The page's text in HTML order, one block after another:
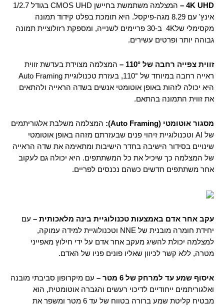
4K UHD
–
המצלמה משתמשת בחיישן CMOS UHD בגודל 1/2.7
אינץ' עם 8.29 מגה-פיקסל. היא תומכת בפלט קידוד תמונה
מקסימלי של4K ב-30 פריימים לשנייה, ומספקת רזולוציית תמונה
גבוהה יותר ופרטים עשירים.
זווית צפייה רחבה של 110° –
המצלמה מצוידת בעדשת זווית
ראייה רחבה במיוחד של 110°, בעזרת טכנולוגיית Auto Framing
היא יכולה לזהות באופן אוטומטי אנשים בשדה הראייה ולהתאים
את זווית התמונה בהתאם.
מסגור אוטומטי (Auto Framing
): המצלמה משלבת אלגוריתמים
של AI וטכנולוגיית זיהוי פנים שבעזרתם מזהה באופן אוטומטי
שינויים בסידור הישיבה בחדר הישיבות ומתאימה את שדה הראייה
של המצלמה כך שיכיל את כל המשתתפים. היא יכולה גם לעקוב
אחר משתתפים חדשים כשהם נכנסים לפריים.
עקב אחר אדם באמצעות טכנולוגיית בינה מלאכותית – עם
יחידת חומרה מובנית של NNE וטכנולוגיית למידה עמוקה,
למצלמה יכולת להשיג מעקב אחר אדם על ידי חילוץ מאפייני
מטרה, ללא קשר לכיוון שאליו פונים פניו של האדם.
איסוף שמע עד למרחק של 6 מטר –
עם מיקרופון סביבתי מובנה
ואלגוריתמים ייחודיים לדיכוי רעשים והגברה אוטומטית, הוא
מבטיח קליטת שמע ברורה בטווח של עד 6 מטר ומשפר את